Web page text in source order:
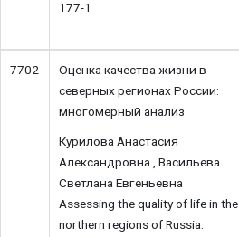
177-1
7702
Оценка качества жизни в
северных регионах России:
многомерный анализ
Курилова Анастасия
Александровна , Васильева
Светлана Евгеньевна
Assessing the quality of life in the
northern regions of Russia: